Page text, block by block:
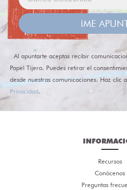
¡ME
Al apuntarte aceptas recibir
Papel Tijera. Puedes retirar el
desde nuestras comunicaciones. Haz clic
Privacidad.
Recursos
Conócenos
Preguntas